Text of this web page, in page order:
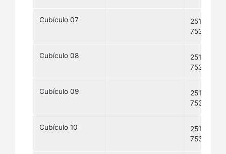
Cubículo 07
2511-
7530
Cubículo 08
2511-
7531
Cubículo 09
2511-
7532
Cubículo 10
2511-
7533